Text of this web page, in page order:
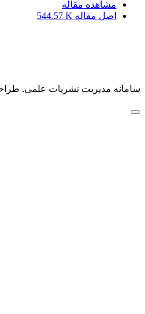
مشاهده مقاله
اصل مقاله 544.57 K
سامانه مدیریت نشریات علمی.